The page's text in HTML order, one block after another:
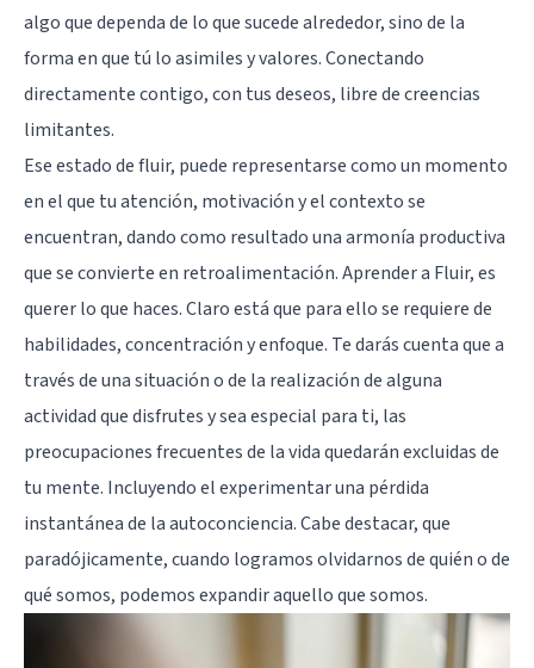
algo que dependa de lo que sucede alrededor, sino de la
forma en que tú lo asimiles y valores. Conectando
directamente contigo, con tus deseos, libre de creencias
limitantes.
Ese estado de fluir, puede representarse como un momento
en el que tu atención, motivación y el contexto se
encuentran, dando como resultado una armonía productiva
que se convierte en retroalimentación. Aprender a Fluir, es
querer lo que haces. Claro está que para ello se requiere de
habilidades, concentración y enfoque. Te darás cuenta que a
través de una situación o de la realización de alguna
actividad que disfrutes y sea especial para ti, las
preocupaciones frecuentes de la vida quedarán excluidas de
tu mente. Incluyendo el experimentar una pérdida
instantánea de la autoconciencia. Cabe destacar, que
paradójicamente, cuando logramos olvidarnos de quién o de
qué somos, podemos expandir aquello que somos.